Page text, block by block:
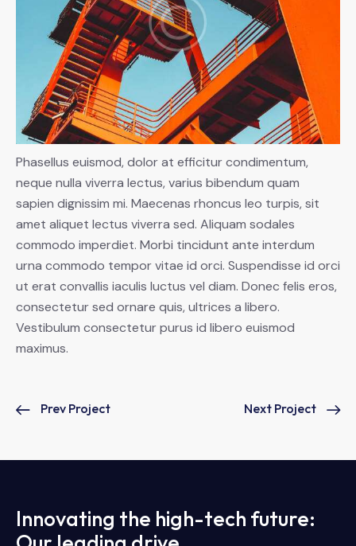
Phasellus euismod, dolor at efficitur condimentum,
neque nulla viverra lectus, varius bibendum quam
sapien dignissim mi. Maecenas rhoncus leo turpis, sit
amet aliquet lectus viverra sed. Aliquam sodales
commodo imperdiet. Morbi tincidunt ante interdum
urna commodo tempor vitae id orci. Suspendisse id orci
ut erat convallis iaculis luctus vel diam. Donec felis eros,
consectetur sed ornare quis, ultrices a libero.
Vestibulum consectetur purus id libero euismod
maximus.
Prev Project Next Project
Innovating the high-tech future: